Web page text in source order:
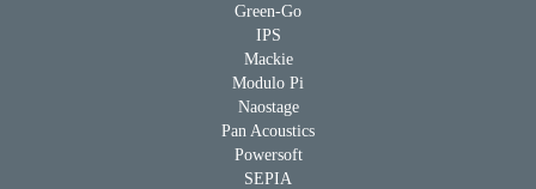
Green-Go
IPS
Mackie
Modulo Pi
Naostage
Pan Acoustics
Powersoft
SEPIA